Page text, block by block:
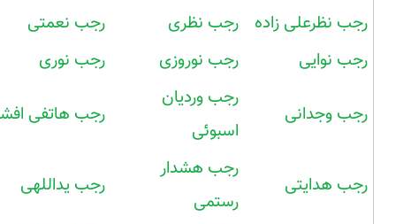
رجب نظرعلی زاده رجب نظری
رجب نعمتی
رجب نوایی
رجب نوروزی رجب نوری
رجب وجدانی
رجب وردیان
اسبوئی
رجب هاتفی
رجب هدایتی
رجب هشدار
رستمی
رجب یداللهی